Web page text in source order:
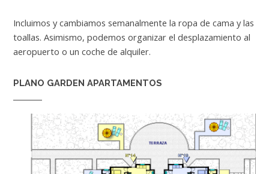
Incluimos y cambiamos semanalmente la ropa de cama y las
toallas. Asimismo, podemos organizar el desplazamiento al
aeropuerto o un coche de alquiler.
PLANO GARDEN APARTAMENTOS